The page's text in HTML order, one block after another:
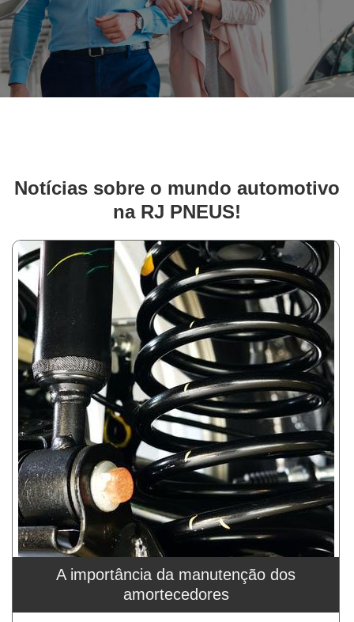
Notícias sobre o mundo automotivo
na RJ PNEUS!
A importância da manutenção dos
amortecedores